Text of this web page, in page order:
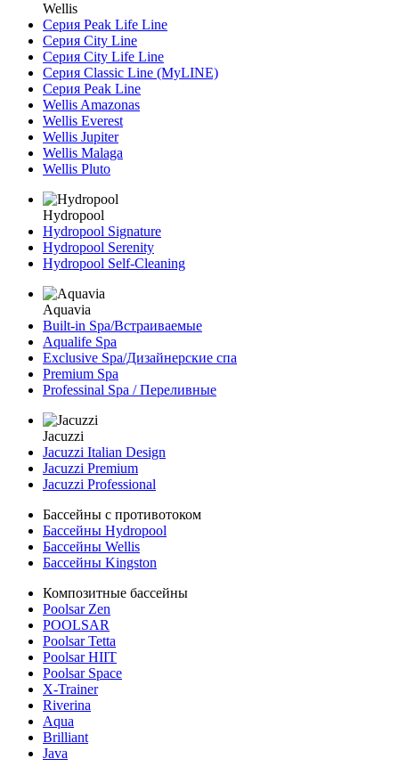
Wellis
Серия Peak Life Line
Серия City Line
Серия City Life Line
Серия Classic Line (MyLINE)
Серия Peak Line
Wellis Amazonas
Wellis Everest
Wellis Jupiter
Wellis Malaga
Wellis Pluto
Hydropool
Hydropool Signature
Hydropool Serenity
Hydropool Self-Сleaning
Aquavia
Built-in Spa/Встраиваемые
Aqualife Spa
Exclusive Spa/Дизайнерские спа
Premium Spa
Professinal Spa / Переливные
Jacuzzi
Jacuzzi Italian Design
Jacuzzi Premium
Jacuzzi Professional
Бассейны с противотоком
Бассейны Hydropool
Бассейны Wellis
Бассейны Kingston
Композитные бассейны
Poolsar Zen
POOLSAR
Poolsar Tetta
Poolsar HIIT
Poolsar Space
X-Trainer
Riverina
Aqua
Brilliant
Java